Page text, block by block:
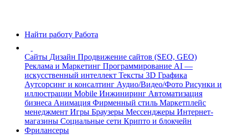
Найти работу Работа
Сайты Дизайн Продвижение сайтов (SEO, GEO)
Реклама и Маркетинг Программирование AI —
искусственный интеллект Тексты 3D Графика
Аутсорсинг и консалтинг Аудио/Видео/Фото Рисунки и
иллюстрации Mobile Инжиниринг Автоматизация
бизнеса Анимация Фирменный стиль Маркетплейс
менеджмент Игры Браузеры Мессенджеры Интернет-
магазины Социальные сети Крипто и блокчейн
Фрилансеры